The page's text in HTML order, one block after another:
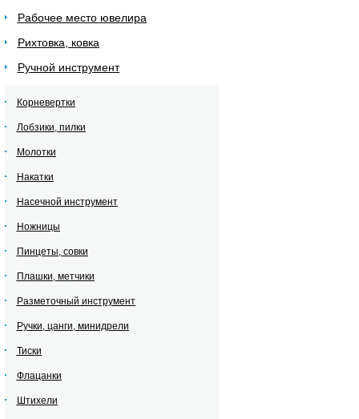
Рабочее место ювелира
Рихтовка, ковка
Ручной инструмент
Корневертки
Лобзики, пилки
Молотки
Накатки
Насечной инструмент
Ножницы
Пинцеты, совки
Плашки, метчики
Разметочный инструмент
Ручки, цанги, минидрели
Тиски
Флацанки
Штихели